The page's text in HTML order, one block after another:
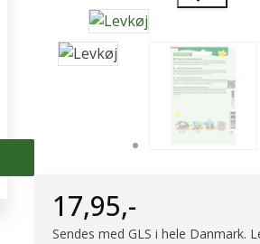
17,95,-
Sendes med GLS i hele Danmark.